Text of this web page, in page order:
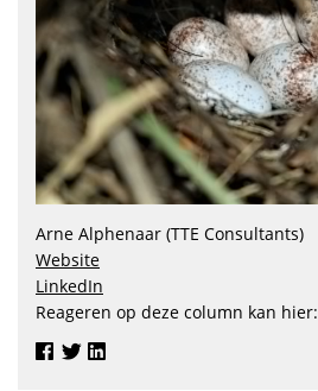
Arne Alphenaar (TTE Consultants)
Website
LinkedIn
Reageren op deze column kan hier: